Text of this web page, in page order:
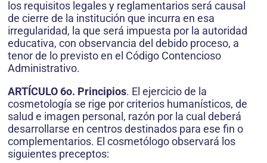
los requisitos legales y reglamentarios será causal
de cierre de la institución que incurra en esa
irregularidad, la que será impuesta por la autoridad
educativa, con observancia del debido proceso, a
tenor de lo previsto en el Código Contencioso
Administrativo.
ARTÍCULO 6o. Principios. El ejercicio de la
cosmetología se rige por criterios humanísticos, de
salud e imagen personal, razón por la cual deberá
desarrollarse en centros destinados para ese fin o
complementarios. El cosmetólogo observará los
siguientes preceptos: